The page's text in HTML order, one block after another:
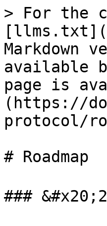
> For the
Markdown
available
page is
(https://
protocol/
# Roadmap
###